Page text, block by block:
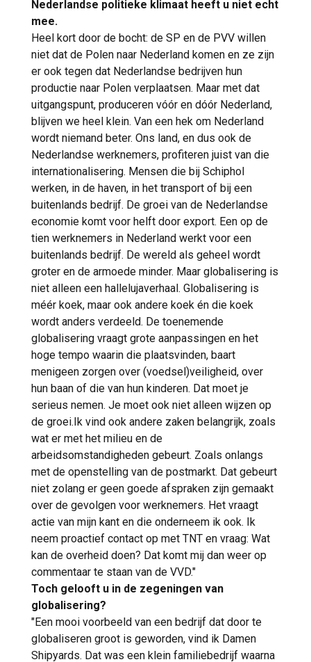
Nederlandse politieke klimaat heeft u niet echt
mee.
Heel kort door de bocht: de SP en de PVV willen
niet dat de Polen naar Nederland komen en ze zijn
er ook tegen dat Nederlandse bedrijven hun
productie naar Polen verplaatsen. Maar met dat
uitgangspunt, produceren vóór en dóór Nederland,
blijven we heel klein. Van een hek om Nederland
wordt niemand beter. Ons land, en dus ook de
Nederlandse werknemers, profiteren juist van die
internationalisering. Mensen die bij Schiphol
werken, in de haven, in het transport of bij een
buitenlands bedrijf. De groei van de Nederlandse
economie komt voor helft door export. Een op de
tien werknemers in Nederland werkt voor een
buitenlands bedrijf. De wereld als geheel wordt
groter en de armoede minder. Maar globalisering is
niet alleen een hallelujaverhaal. Globalisering is
méér koek, maar ook andere koek én die koek
wordt anders verdeeld. De toenemende
globalisering vraagt grote aanpassingen en het
hoge tempo waarin die plaatsvinden, baart
menigeen zorgen over (voedsel)veiligheid, over
hun baan of die van hun kinderen. Dat moet je
serieus nemen. Je moet ook niet alleen wijzen op
de groei.Ik vind ook andere zaken belangrijk, zoals
wat er met het milieu en de
arbeidsomstandigheden gebeurt. Zoals onlangs
met de openstelling van de postmarkt. Dat gebeurt
niet zolang er geen goede afspraken zijn gemaakt
over de gevolgen voor werknemers. Het vraagt
actie van mijn kant en die onderneem ik ook. Ik
neem proactief contact op met TNT en vraag: Wat
kan de overheid doen? Dat komt mij dan weer op
commentaar te staan van de VVD."
Toch gelooft u in de zegeningen van
globalisering?
"Een mooi voorbeeld van een bedrijf dat door te
globaliseren groot is geworden, vind ik Damen
Shipyards. Dat was een klein familiebedrijf waarna